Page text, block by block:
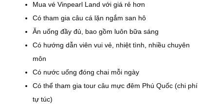
Mua vé Vinpearl Land với giá rẻ hơn
Có tham gia câu cá lặn ngắm san hô
Ăn uống đầy đủ, bao gồm luôn bữa sáng
Có hướng dẫn viên vui vẻ, nhiệt tình, nhiều chuyên
môn
Có nước uống đóng chai mỗi ngày
Có thể tham gia tour câu mực đêm Phú Quốc (chi phí
tự túc)